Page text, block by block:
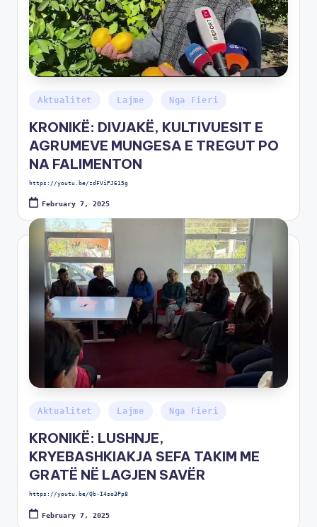
Aktualitet Lajme Nga Fieri
KRONIKË: DIVJAKË, KULTIVUESIT E
AGRUMEVE MUNGESA E TREGUT PO
NA FALIMENTON
https://youtu.be/zdFViPJ615g
February 7, 2025
Aktualitet Lajme Nga Fieri
KRONIKË: LUSHNJE,
KRYEBASHKIAKJA SEFA TAKIM ME
GRATË NË LAGJEN SAVËR
https://youtu.be/Qb-I4so3Pp8
February 7, 2025